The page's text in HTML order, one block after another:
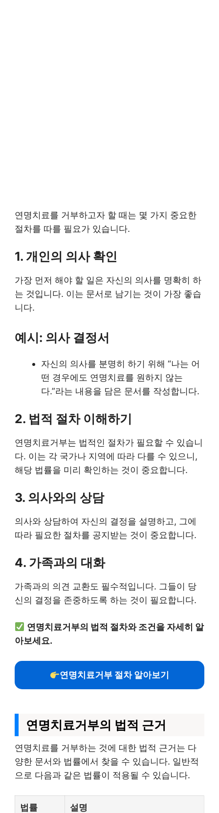
연명치료를 거부하고자 할 때는 몇 가지 중요한
절차를 따를 필요가 있습니다.
1. 개인의 의사 확인
가장 먼저 해야 할 일은 자신의 의사를 명확히 하
는 것입니다. 이는 문서로 남기는 것이 가장 좋습
니다.
예시: 의사 결정서
자신의 의사를 분명히 하기 위해 “나는 어
떤 경우에도 연명치료를 원하지 않는
다.”라는 내용을 담은 문서를 작성합니다.
2. 법적 절차 이해하기
연명치료거부는 법적인 절차가 필요할 수 있습니
다. 이는 각 국가나 지역에 따라 다를 수 있으니,
해당 법률을 미리 확인하는 것이 중요합니다.
3. 의사와의 상담
의사와 상담하여 자신의 결정을 설명하고, 그에
따라 필요한 절차를 공지받는 것이 중요합니다.
4. 가족과의 대화
가족과의 의견 교환도 필수적입니다. 그들이 당
신의 결정을 존중하도록 하는 것이 필요합니다.
연명치료거부의 법적 절차와 조건을 자세히 알
아보세요.
연명치료거부 절차 알아보기
연명치료거부의 법적 근거
연명치료를 거부하는 것에 대한 법적 근거는 다
양한 문서와 법률에서 찾을 수 있습니다. 일반적
으로 다음과 같은 법률이 적용될 수 있습니다.
법률 설명